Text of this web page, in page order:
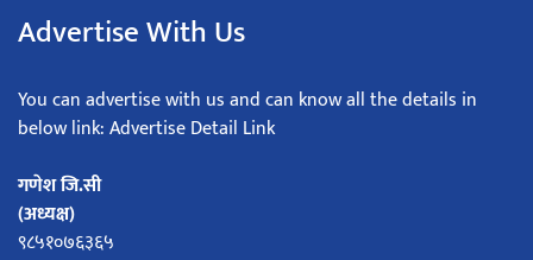
Advertise With Us
You can advertise with us and can know all the details in
below link: Advertise Detail Link
गणेश जि.सी
(अध्यक्ष)
९८५१०७६३६५